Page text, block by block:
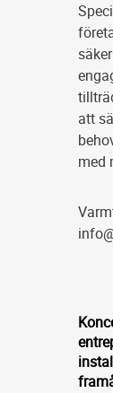
att
med